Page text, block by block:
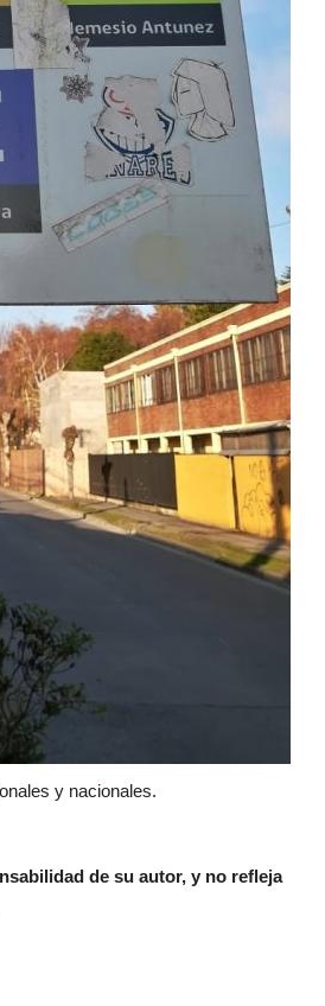
y nacionales.
de su autor, y no refleja